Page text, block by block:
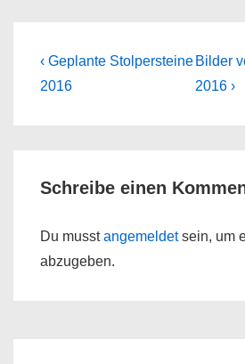
Beitragsnavigation
Previous
Post
‹ Geplante Stolpersteine
2016
Next
Post
Bilder
2016 ›
Schreibe einen
Du musstangemeldetsein, um
abzugeben.